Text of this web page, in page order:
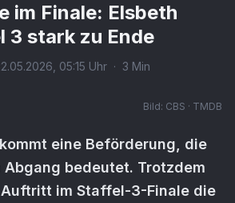
im Finale: Elsbeth
stark zu Ende
05:15 Uhr · 3 Min
Bild: CBS · TMDB
eine Beförderung, die
bedeutet. Trotzdem
im Staffel-3-Finale die